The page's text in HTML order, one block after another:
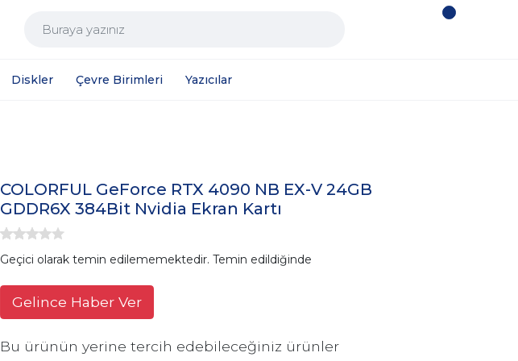
Diskler Çevre Birimleri Yazıcılar
COLORFUL GeForce RTX 4090 NB EX-V 24GB
GDDR6X 384Bit Nvidia Ekran Kartı
Geçici olarak temin edilememektedir. Temin edildiğinde
Gelince Haber Ver
Bu ürünün yerine tercih edebileceğiniz ürünler